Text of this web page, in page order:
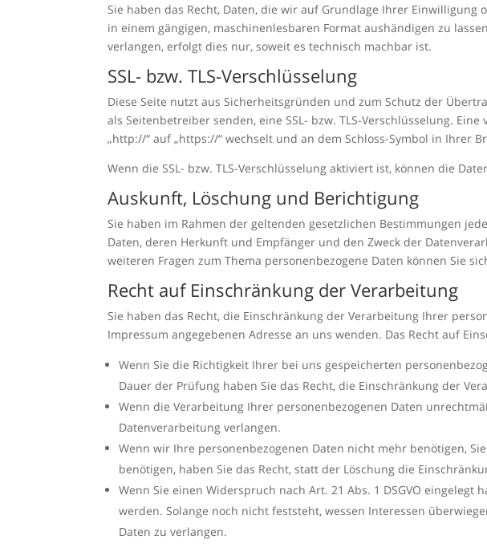
Sie haben das Recht, Daten, die wir auf Grundlage Ihrer
in einem gängigen, maschinenlesbaren Format aushändigen zu
verlangen, erfolgt dies nur, soweit es technisch machbar ist.
SSL- bzw. TLS-Verschlüsselung
Diese Seite nutzt aus Sicherheitsgründen und zum Schutz der
als Seitenbetreiber senden, eine SSL- bzw. TLS-Verschlüsselung.
„http://“ auf „https://“ wechselt und an dem Schloss-Symbol in Ihrer
Wenn die SSL- bzw. TLS-Verschlüsselung aktiviert ist, können die
Auskunft, Löschung und Berichtigung
Sie haben im Rahmen der geltenden gesetzlichen Bestimmungen
Daten, deren Herkunft und Empfänger und den Zweck der
weiteren Fragen zum Thema personenbezogene Daten können Sie
Recht auf Einschränkung der Verarbeitung
Sie haben das Recht, die Einschränkung der Verarbeitung Ihrer
Impressum angegebenen Adresse an uns wenden. Das Recht auf
Wenn Sie die Richtigkeit Ihrer bei uns gespeicherten
Dauer der Prüfung haben Sie das Recht, die Einschränkung der
Wenn die Verarbeitung Ihrer personenbezogenen Daten
Datenverarbeitung verlangen.
Wenn wir Ihre personenbezogenen Daten nicht mehr benötigen,
benötigen, haben Sie das Recht, statt der Löschung die
Wenn Sie einen Widerspruch nach Art. 21 Abs. 1 DSGVO
werden. Solange noch nicht feststeht, wessen Interessen
Daten zu verlangen.